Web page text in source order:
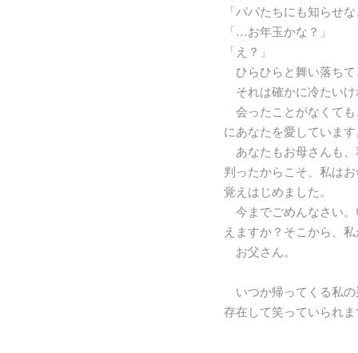
「パパたちにも知らせ
「…お年玉かな？」
「え？」
ひらひらと舞い落ちて
それは確かに冷たいけ
会ったことがなくても
にあなたを愛しています
あなたもお母さんも、
判ったからこそ、私は
覚えはじめました。
今までごめんなさい。
えますか？そこから、
お父さん。
いつか帰ってくる私の
存在して笑っていられ